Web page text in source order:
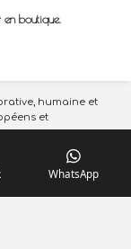
en boutique.
humaine et
et
WhatsApp